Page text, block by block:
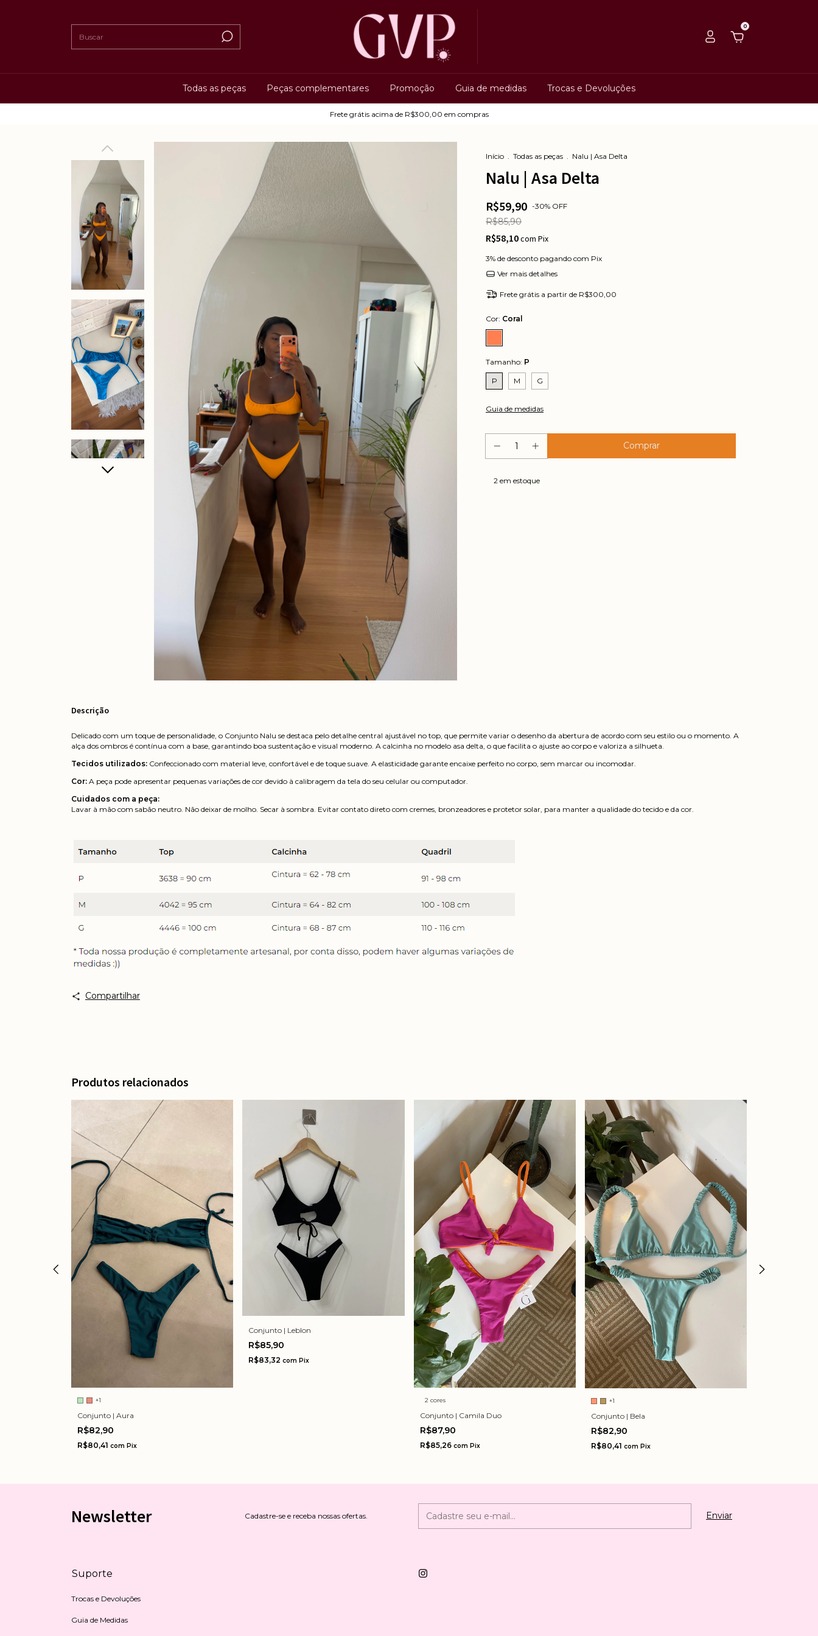
0
Todas as peças Peças complementares Promoção Guia de medidas Trocas e Devoluções
Frete grátis acima de R$300,00 em compras
Início . Todas as peças . Nalu | Asa Delta
Nalu | Asa Delta
R$59,90 -30% OFF
R$85,90
R$58,10com Pix
3% de desconto pagando com Pix
Ver mais detalhes
Frete grátis a partir de R$300,00
Cor: Coral
Tamanho: P
P M G
Guia de medidas
2em estoque
Descrição
Delicado com um toque de personalidade, o Conjunto Nalu se destaca pelo detalhe central ajustável no top, que permite variar o desenho da abertura de acordo com seu estilo ou o momento. A
alça dos ombros é contínua com a base, garantindo boa sustentação e visual moderno. A calcinha no modelo asa delta, o que facilita o ajuste ao corpo e valoriza a silhueta.
Tecidos utilizados: Confeccionado com material leve, confortável e de toque suave. A elasticidade garante encaixe perfeito no corpo, sem marcar ou incomodar.
Cor: A peça pode apresentar pequenas variações de cor devido à calibragem da tela do seu celular ou computador.
Cuidados com a peça:
Lavar à mão com sabão neutro. Não deixar de molho. Secar à sombra. Evitar contato direto com cremes, bronzeadores e protetor solar, para manter a qualidade do tecido e da cor.
Compartilhar
Produtos relacionados
+1
Conjunto | Aura
R$82,90
R$80,41 com Pix
Conjunto | Leblon
R$85,90
R$83,32com Pix
2 cores
Conjunto | Camila Duo
R$87,90
R$85,26 com Pix
+1
Conjunto | Bela
R$82,90
R$80,41 com Pix
Newsletter Cadastre-se e receba nossas ofertas.
Suporte
Trocas e Devoluções
Guia de Medidas